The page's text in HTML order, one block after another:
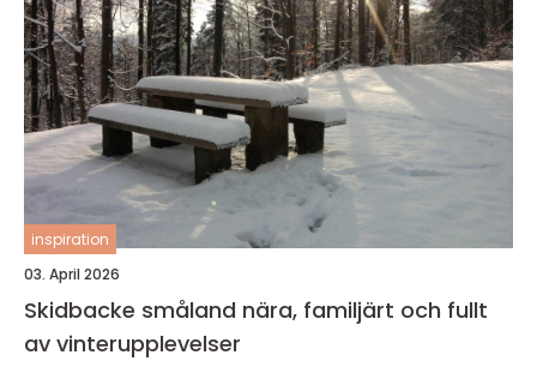
inspiration
03. April 2026
Skidbacke småland nära, familjärt och fullt
av vinterupplevelser